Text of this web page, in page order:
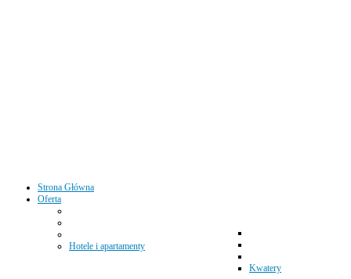
Strona Główna
Oferta
Hotele i apartamenty
Kwatery